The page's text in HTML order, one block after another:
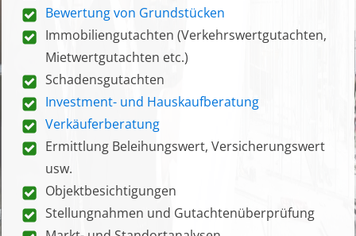
Bewertung von Grundstücken
Immobiliengutachten (Verkehrswertgutachten,
Mietwertgutachten etc.)
Schadensgutachten
Investment- und Hauskaufberatung
Verkäuferberatung
Ermittlung Beleihungswert, Versicherungswert
usw.
Objektbesichtigungen
Stellungnahmen und Gutachtenüberprüfung